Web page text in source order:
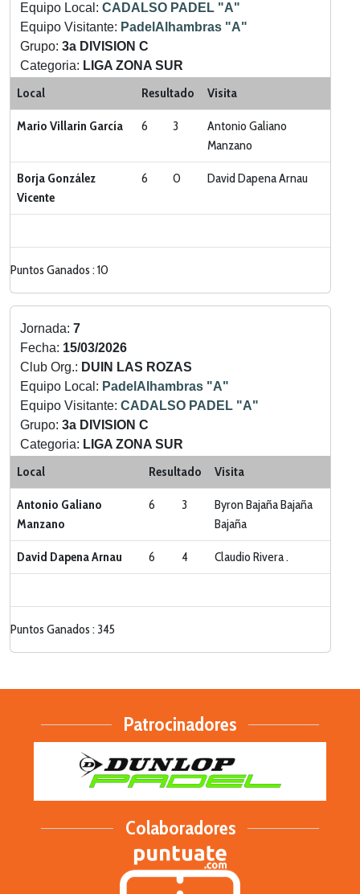
Equipo Local: CADALSO PADEL "A"
Equipo Visitante: PadelAlhambras "A"
Grupo: 3a DIVISION C
Categoria: LIGA ZONA SUR
Local Resultado Visita
Mario Villarin García 6 3
Antonio Galiano
Manzano
Borja González
Vicente
6 0 David Dapena Arnau
Puntos Ganados : 10
Jornada: 7
Fecha: 15/03/2026
Club Org.: DUIN LAS ROZAS
Equipo Local: PadelAlhambras "A"
Equipo Visitante: CADALSO PADEL "A"
Grupo: 3a DIVISION C
Categoria: LIGA ZONA SUR
Local Resultado Visita
Antonio Galiano
Manzano
6 3
Byron Bajaña Bajaña
Bajaña
David Dapena Arnau 6 4 Claudio Rivera .
Puntos Ganados : 345
Patrocinadores
Colaboradores